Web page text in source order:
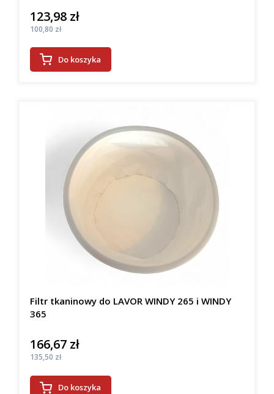
Cena
123,98 zł
Cena
100,80 zł
Do koszyka
Filtr tkaninowy do LAVOR WINDY 265 i WINDY
365
Cena
166,67 zł
Cena
135,50 zł
Do koszyka